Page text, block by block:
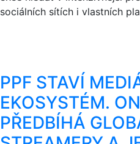
sociálních sítích i vlastních
PPF STAVÍ
EKOSYSTÉM.
PŘEDBÍHÁ